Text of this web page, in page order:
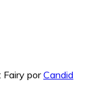
Fairy porCandid